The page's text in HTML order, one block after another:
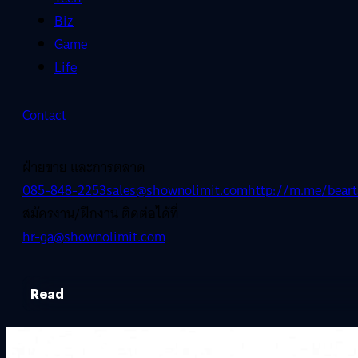
Biz
Game
Life
Contact
ฝ่ายขาย และการตลาด
085-848-2253sales@shownolimit.comhttp://m.me/
สมัครงาน/ฝึกงาน ติดต่อได้ที่
hr-ga@shownolimit.com
Read